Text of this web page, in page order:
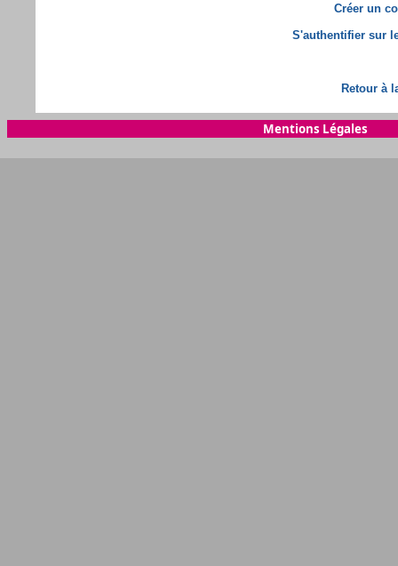
Créer un
S'authentifier sur
Retour à
Mentions Légales